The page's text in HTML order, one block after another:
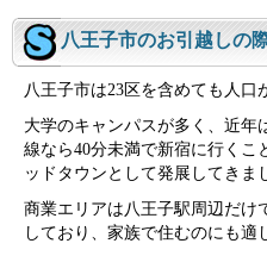
八王子市のお引越しの
八王子市は23区を含めても人口
大学のキャンパスが多く、近年
線なら40分未満で新宿に行くこ
ッドタウンとして発展してきま
商業エリアは八王子駅周辺だけ
しており、家族で住むのにも適